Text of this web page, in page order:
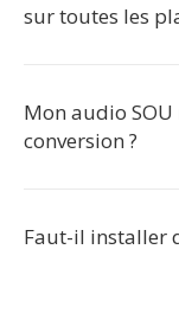
sur toutes les
Mon audio
conversion ?
Faut-il installer